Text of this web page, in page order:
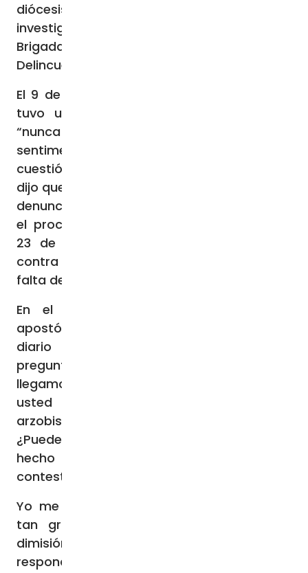
diócesis de París presentara un informe. La
investigación estuvo en manos de la
Brigada para la Represión de la
Delincuencia Personal (BRDP).
El 9 de junio de 2023 el arzobispo retirado
tuvo una audiencia en la que mantuvo
“nunca haber tenido una relación
sentimental o sexual con la mujer en
cuestión”. Por su parte, la mujer involucrada
dijo que no había delito así que no presentó
denuncia. En consecuencia, la fiscalía cerró
el procedimiento. Más específicamente, el
23 de agosto de 2023 el procedimiento
contra Mons. Aupetit fue desestimado por
falta de delito.
En el vuelo de regreso tras la visita
apostólica a Chipre, una periodista del
diario Le Monde (Cécile Chambraud)
preguntó al Papa: “El jueves cuando
llegamos a Nicosia nos enteramos de que
usted había aceptado la renuncia del
arzobispo de París, monseñor Aupetit.
¿Puede explicarnos por qué, y por qué lo ha
hecho tan rápido?”. Y a eso el Papa
contestó: “
Yo me pregunto: ¿qué ha hecho, Aupetit,
tan grave para tener que presentar la
dimisión? ¿Qué ha hecho? Alguien que me
responda.